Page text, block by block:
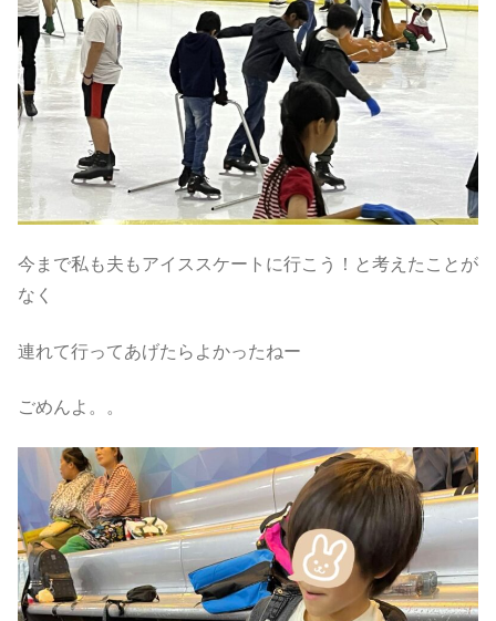
今まで私も夫もアイススケートに行こう！と考えたことが
なく
連れて行ってあげたらよかったねー
ごめんよ。。